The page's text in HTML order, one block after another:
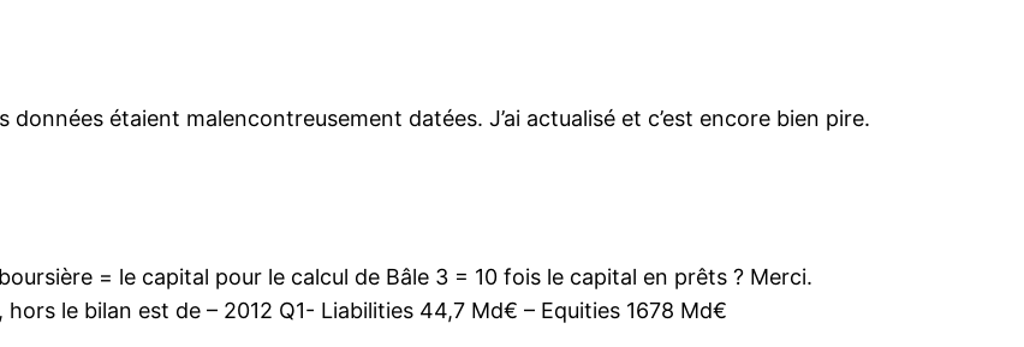
étaient malencontreusement datées. J’ai actualisé et c’est encore bien pire.
= le capital pour le calcul de Bâle 3 = 10 fois le capital en prêts ? Merci.
le bilan est de – 2012 Q1- Liabilities 44,7 Md€ – Equities 1678 Md€